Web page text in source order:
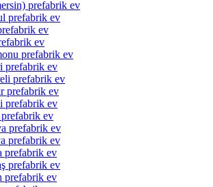
prefabrik ev
prefabrik ev
ev
ev
prefabrik ev
prefabrik ev
prefabrik ev
prefabrik ev
prefabrik ev
ev
prefabrik ev
prefabrik ev
prefabrik ev
prefabrik ev
prefabrik ev